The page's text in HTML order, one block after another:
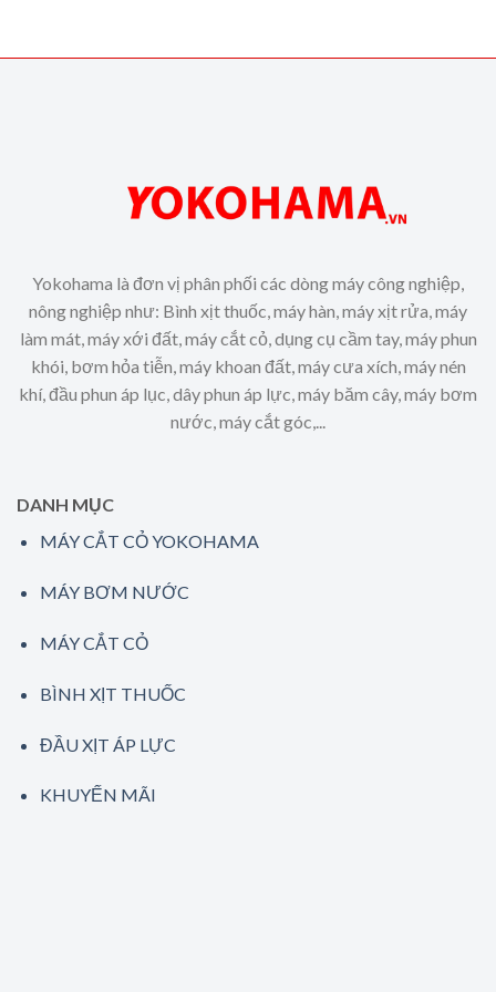
Yokohama là đơn vị phân phối các dòng máy công nghiệp,
nông nghiệp như: Bình xịt thuốc, máy hàn, máy xịt rửa, máy
làm mát, máy xới đất, máy cắt cỏ, dụng cụ cầm tay, máy phun
khói, bơm hỏa tiễn, máy khoan đất, máy cưa xích, máy nén
khí, đầu phun áp lục, dây phun áp lực, máy băm cây, máy bơm
nước, máy cắt góc,...
DANH MỤC
MÁY CẮT CỎ YOKOHAMA
MÁY BƠM NƯỚC
MÁY CẮT CỎ
BÌNH XỊT THUỐC
ĐẦU XỊT ÁP LỰC
KHUYẾN MÃI